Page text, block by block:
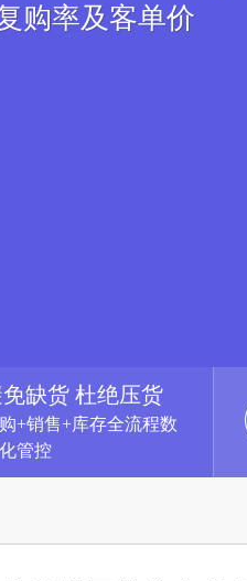
购率及客单价
缺货 杜绝压货
+销售+库存全流程数
管控